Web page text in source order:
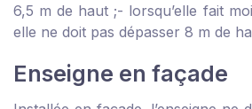
6,5 m de haut ;- lorsqu’elle fait
elle ne doit pas dépasser 8 m de
Enseigne en façade